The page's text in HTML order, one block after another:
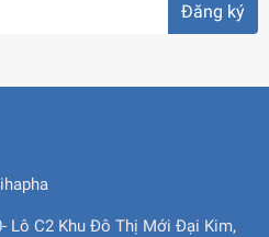
Đăng ký
Lô C2 Khu Đô Thị Mới Đại Kim,